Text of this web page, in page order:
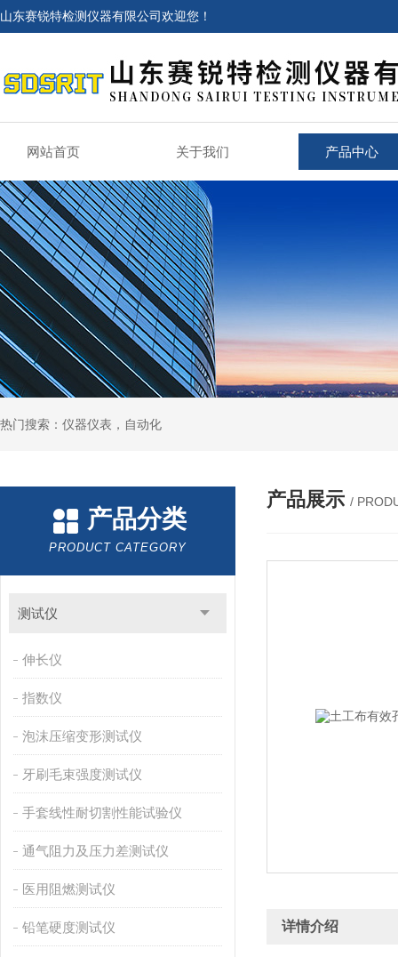
山东赛锐特检测仪器有限公司欢迎您！
网站首页 关于我们 产品中心
热门搜索：仪器仪表，自动化
产品分类
PRODUCT CATEGORY
测试仪
伸长仪
指数仪
泡沫压缩变形测试仪
牙刷毛束强度测试仪
手套线性耐切割性能试验仪
通气阻力及压力差测试仪
医用阻燃测试仪
铅笔硬度测试仪
产品展示 /
详情介绍